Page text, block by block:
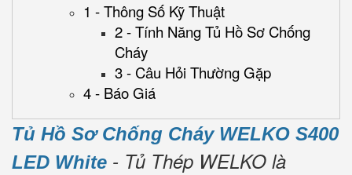
1 - Thông Số Kỹ Thuật
2 - Tính Năng Tủ Hồ Sơ Chống
Cháy
3 - Câu Hỏi Thường Gặp
4 - Báo Giá
Tủ Hồ Sơ Chống Cháy WELKO S400
LED White - Tủ Thép WELKO là